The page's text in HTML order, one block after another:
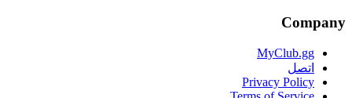
Company
MyClub.gg
اتصل
Privacy Policy